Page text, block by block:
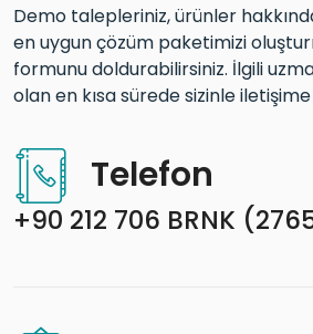
Demo talepleriniz, ürünler
en uygun çözüm paketimizi
formunu doldurabilirsiniz. İlgili
olan en kısa sürede sizinle
Telefon
+90 212 706 BRNK